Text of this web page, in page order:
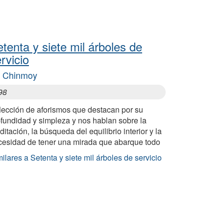
y siete mil árboles de
Chinmoy
de aforismos que destacan por su
y simpleza y nos hablan sobre la
la búsqueda del equilibrio interior y la
de tener una mirada que abarque todo
a Setenta y siete mil árboles de servicio